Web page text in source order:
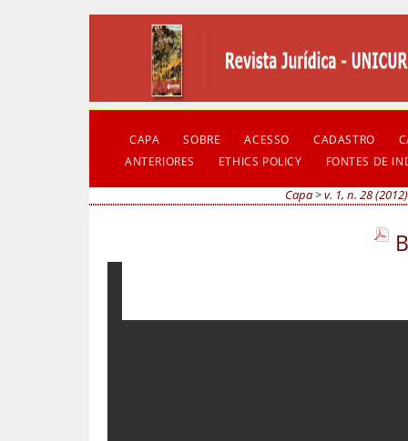
CAPA SOBRE ACESSO CADASTRO
ANTERIORES
ETHICS POLICY FONTES DE
Capa>v. 1, n. 28 (2012)